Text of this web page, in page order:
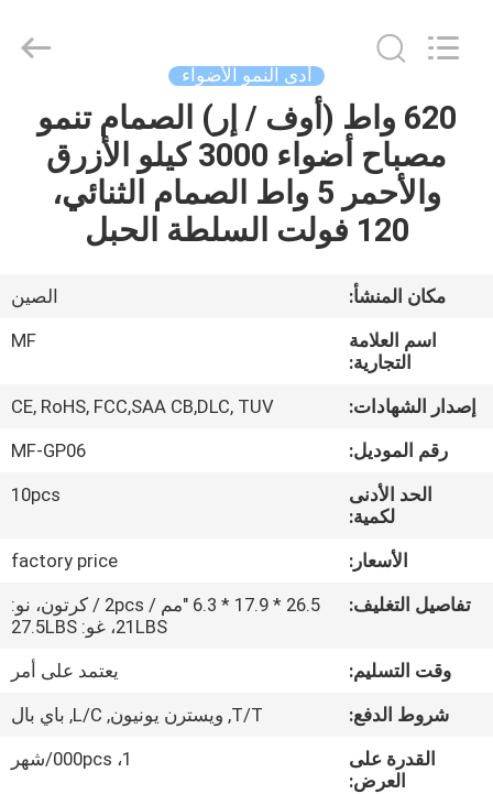
بيت
منتجات
فيديو
بنا
جولة
المعمل
رقابة
جودة
اتصل
Lighting
Co.,Ltd..
أدى النمو الأضواء
620 واط (أوف / إر) الصمام تنمو
مصباح أضواء 3000 كيلو الأزرق
والأحمر 5 واط الصمام الثنائي،
120 فولت السلطة الحبل
مكان المنشأ:
الصين
اسم العلامة
التجارية:
MF
إصدار الشهادات:
CE, RoHS, FCC,SAA CB,DLC, TUV
رقم الموديل:
MF-GP06
الحد الأدنى
لكمية:
10pcs
الأسعار:
factory price
تفاصيل التغليف:
26.5 * 17.9 * 6.3 "مم / 2pcs / كرتون، نو:
21LBS، غو: 27.5LBS
وقت التسليم:
يعتمد على أمر
شروط الدفع:
T/T, ويسترن يونيون, L/C, باي بال
القدرة على
العرض:
1، 000pcs/شهر